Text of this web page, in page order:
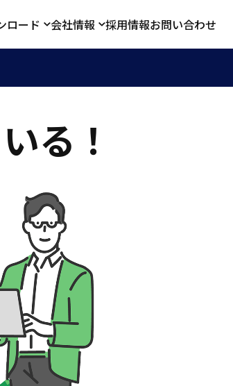
ロード 会社情報 採用情報お問い合わせ
る！